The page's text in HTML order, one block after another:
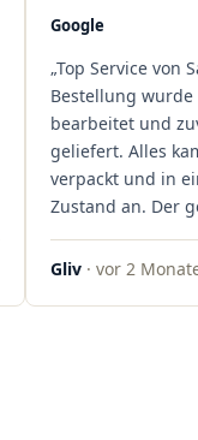
Google
„Top Service von
Bestellung wurde
bearbeitet und
geliefert. Alles
verpackt und in
Zustand an. Der
war
professionell.
Gliv · vor 2